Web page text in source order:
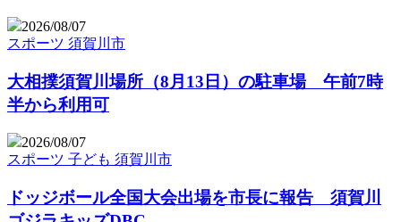
2026/08/07
スポーツ 須賀川市
大相撲須賀川場所（8月13日）の駐車場 午前7時
半から利用可
2026/08/07
スポーツ 子ども 須賀川市
ドッジボール全国大会出場を市長に報告 須賀川